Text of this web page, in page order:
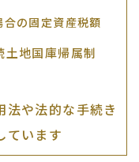
合の固定資産税額
地国庫帰属制
法や法的な手続き
ています